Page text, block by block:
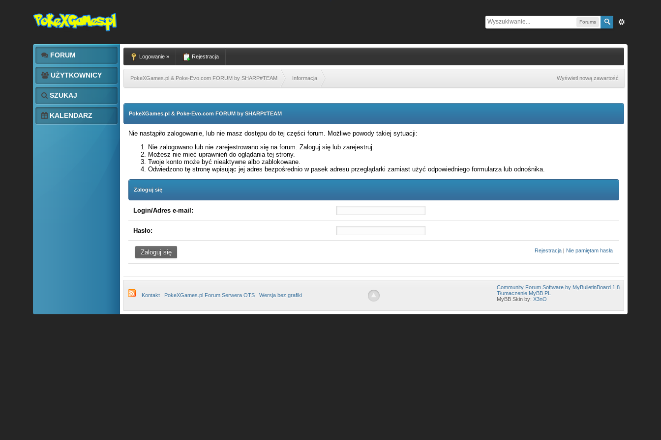
Forums
FORUM
UŻYTKOWNICY
SZUKAJ
KALENDARZ
Logowanie » Rejestracja
PokeXGames.pl & Poke-Evo.com FORUM by SHARP#TEAM Informacja Wyświetl nową zawartość
PokeXGames.pl & Poke-Evo.com FORUM by SHARP#TEAM
Nie nastąpiło zalogowanie, lub nie masz dostępu do tej części forum. Możliwe powody takiej sytuacji:
Nie zalogowano lub nie zarejestrowano się na forum. Zaloguj się lub zarejestruj.
Możesz nie mieć uprawnień do oglądania tej strony.
Twoje konto może być nieaktywne albo zablokowane.
Odwiedzono tę stronę wpisując jej adres bezpośrednio w pasek adresu przeglądarki zamiast użyć odpowiedniego formularza lub odnośnika.
Zaloguj się
Login/Adres e-mail:
Hasło:
Rejestracja | Nie pamiętam hasła
Kontakt PokeXGames.pl Forum Serwera OTS Wersja bez grafiki
Community Forum Software by MyBulletinBoard 1.8
Tłumaczenie MyBB PL
MyBB Skin by:X3nO